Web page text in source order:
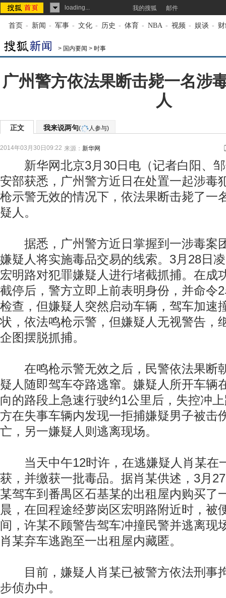
loading... 我的搜狐 邮件
首页 - 新闻 - 军事 - 文化 - 历史 - 体育 - NBA - 视频 - 娱谈 -
> 国内要闻 > 时事
广州警方依法果断击毙一名涉
人
正文 我来说两句( 人参与)
2014年03月30日09:22 来源： 新华网
新华网北京3月30日电（记者白阳、邹
安部获悉，广州警方近日在处置一起涉毒
枪示警无效的情况下，依法果断击毙了一
疑人。
据悉，广州警方近日掌握到一涉毒案
嫌疑人将实施毒品交易的线索。3月28日
宏明路对犯罪嫌疑人进行堵截抓捕。在成
截停后，警方立即上前表明身份，并命令
检查，但嫌疑人突然启动车辆，驾车加速
状，依法鸣枪示警，但嫌疑人无视警告，
企图摆脱抓捕。
在鸣枪示警无效之后，民警依法果断
疑人随即驾车夺路逃窜。嫌疑人所开车辆
向的路段上急速行驶约1公里后，失控冲
方在失事车辆内发现一拒捕嫌疑男子被击
亡，另一嫌疑人则逃离现场。
当天中午12时许，在逃嫌疑人肖某在
获，并缴获一批毒品。据肖某供述，3月
某驾车到番禺区石基某的出租屋内购买了
晨，在回程途经萝岗区宏明路附近时，被
间，许某不顾警告驾车冲撞民警并逃离现
肖某弃车逃跑至一出租屋内藏匿。
目前，嫌疑人肖某已被警方依法刑事
步侦办中。